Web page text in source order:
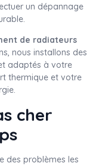
un dépannage
de radiateurs
nous installons des
adaptés à votre
thermique et votre
cher
des problèmes les